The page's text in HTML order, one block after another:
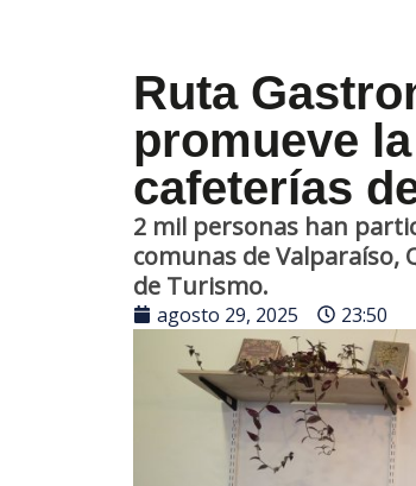
Ruta
promueve
cafeterías
2 mil personas han
comunas de Valparaíso,
de Turismo.
agosto 29, 2025 23:50